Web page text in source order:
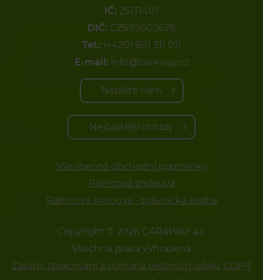
IČ: 25131401
DIČ: CZ699002678
Tel.: (+420) 601 311 011
E-mail: info@car4way.cz
Napište nám
Nejčastější dotazy
Všeobecné obchodní podmínky
Rámcová smlouva
Rámcová smlouva - právnická osoba
Copyright © 2026 CAR4WAY a.s.
Všechna práva vyhrazena
Zásady zpracování a ochrana osobních údajů GDPR